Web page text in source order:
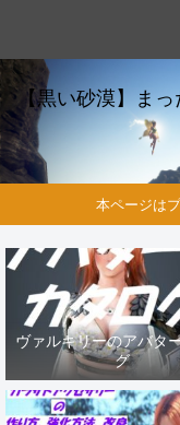
【黒い砂漠】ま
本ページは
ヴァルキリーのアバタ
グ